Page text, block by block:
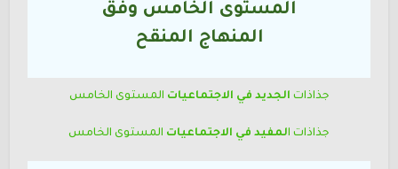
المستوى الخامس وفق
المنهاج المنقح
جذاذات الجديد في الاجتماعيات المستوى الخامس
جذاذات المفيد في الاجتماعيات المستوى الخامس